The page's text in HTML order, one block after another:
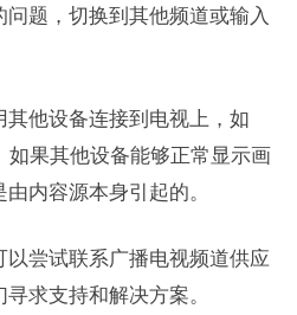
题，切换到其他频道或输入
其他设备连接到电视上，如
如果其他设备能够正常显示画
内容源本身引起的。
尝试联系广播电视频道供应
求支持和解决方案。